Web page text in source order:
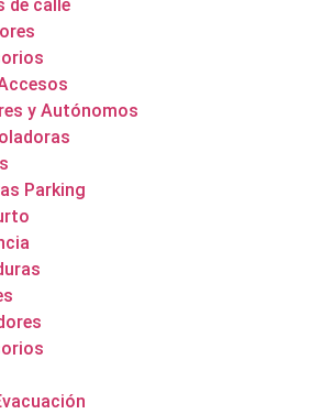
de calle
y Autónomos
Parking